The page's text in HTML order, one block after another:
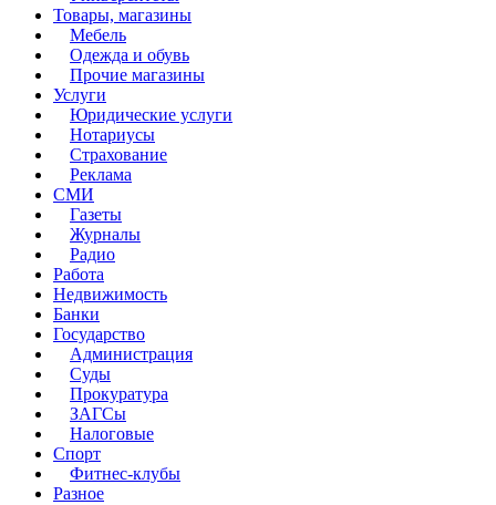
Товары, магазины
Мебель
Одежда и обувь
Прочие магазины
Услуги
Юридические услуги
Нотариусы
Страхование
Реклама
СМИ
Газеты
Журналы
Радио
Работа
Недвижимость
Банки
Государство
Администрация
Суды
Прокуратура
ЗАГСы
Налоговые
Спорт
Фитнес-клубы
Разное